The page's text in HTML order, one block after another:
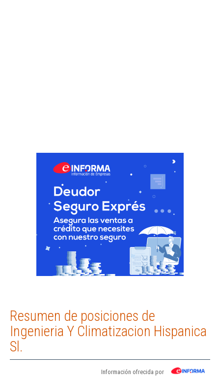
Resumen de posiciones de
Ingenieria Y Climatizacion Hispanica
Sl.
Información ofrecida por